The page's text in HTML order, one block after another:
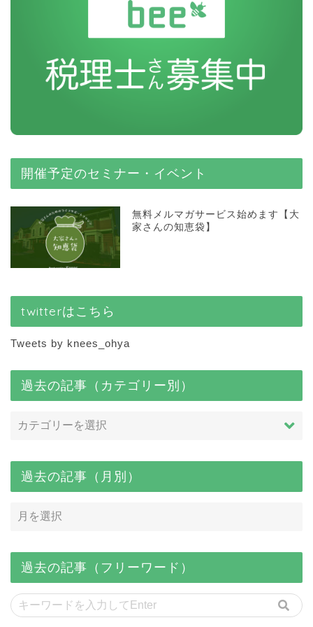
開催予定のセミナー・イベント
無料メルマガサービス始めます【大
家さんの知恵袋】
twitterはこちら
Tweets by knees_ohya
過去の記事（カテゴリー別）
過去の記事（月別）
過去の記事（フリーワード）